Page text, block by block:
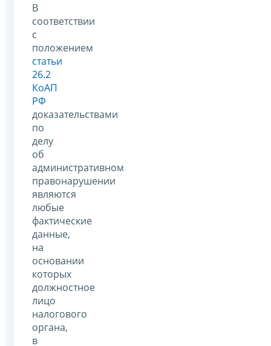
В
соответствии
с
положением
статьи
26.2
КоАП
РФ
доказательствами
по
делу
об
административном
правонарушении
являются
любые
фактические
данные,
на
основании
которых
должностное
лицо
налогового
органа,
в